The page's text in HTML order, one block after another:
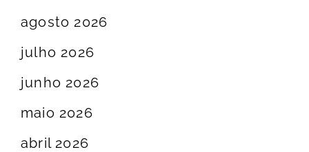
agosto 2026
julho 2026
junho 2026
maio 2026
abril 2026